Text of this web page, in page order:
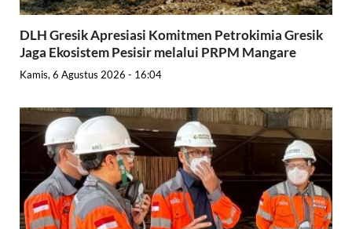
DLH Gresik Apresiasi Komitmen Petrokimia Gresik
Jaga Ekosistem Pesisir melalui PRPM Mangare
Kamis, 6 Agustus 2026 - 16:04